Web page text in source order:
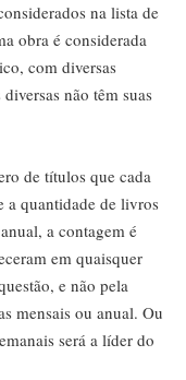
na lista de
obra é considerada
com diversas
não têm suas
de títulos que cada
a quantidade de livros
a contagem é
em quaisquer
e não pela
mensais ou anual. Ou
será a líder do